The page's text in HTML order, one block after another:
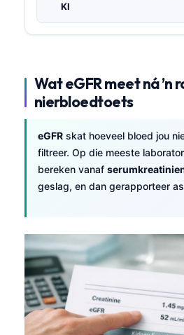
KI
Wat eGFR meet ná ’n
nierbloedtoets
eGFR skat hoeveel bloed jou
filtreer. Op die meeste
bereken vanaf
geslag, en dan gerapporteer as